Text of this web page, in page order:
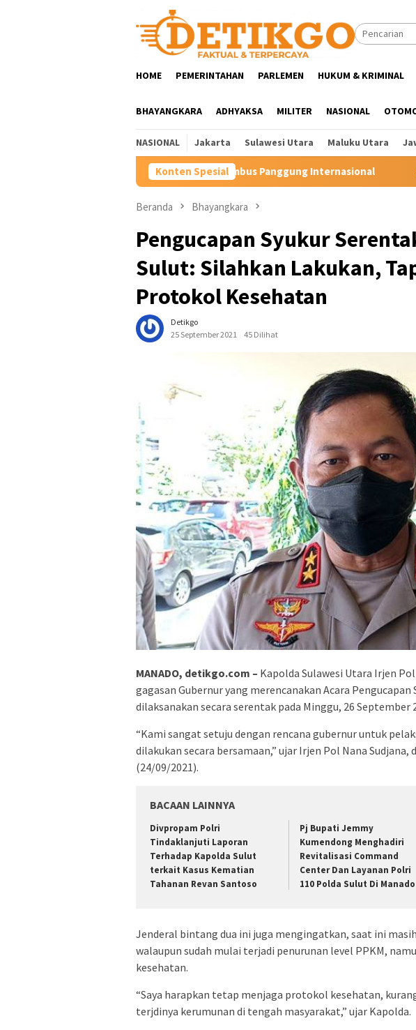
HOME PEMERINTAHAN PARLEMEN HUKUM & KRIMINAL
BHAYANGKARA ADHYAKSA MILITER NASIONAL
NASIONAL Jakarta Sulawesi Utara Maluku Utara
Konten Spesial
Minahasa Tembus Panggung Internasional Hartini Ngadiorejo Pacu
Beranda Bhayangkara
Pengucapan Syukur
Sulut: Silahkan Lakukan,
Protokol Kesehatan
Detikgo
25 September 2021
45 Dilihat
MANADO, detikgo.com – Kapolda Sulawesi Utara Irjen
gagasan Gubernur yang merencanakan Acara Pengucapan
dilaksanakan secara serentak pada Minggu, 26 September
“Kami sangat setuju dengan rencana gubernur untuk
dilakukan secara bersamaan,” ujar Irjen Pol Nana
(24/09/2021).
BACAAN LAINNYA
Divpropam Polri
Tindaklanjuti Laporan
Terhadap Kapolda Sulut
terkait Kasus Kematian
Tahanan Revan Santoso
Pj Bupati Jemmy
Kumendong Menghadiri
Revitalisasi Command
Center Dan Layanan Polri
110 Polda Sulut Di Manado
Jenderal bintang dua ini juga mengingatkan, saat ini
walaupun sudah mulai terjadi penurunan level PPKM,
kesehatan.
“Saya harapkan tetap menjaga protokol kesehatan,
terjdinya kerumunan di tengah masyarakat,” ujar Kapolda.